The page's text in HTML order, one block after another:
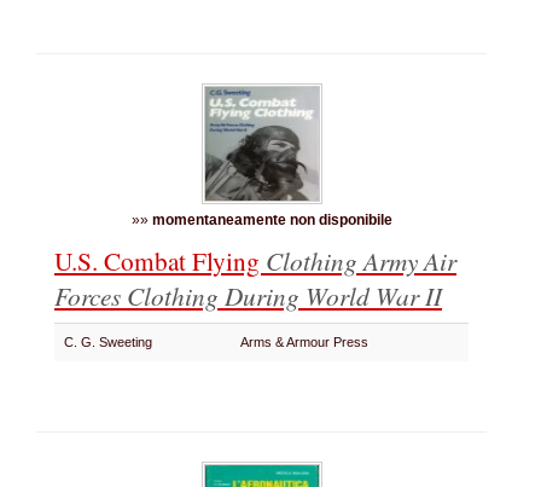
»» momentaneamente non disponibile
U.S. Combat Flying Clothing Army Air
Forces Clothing During World War II
C. G. Sweeting Arms & Armour Press